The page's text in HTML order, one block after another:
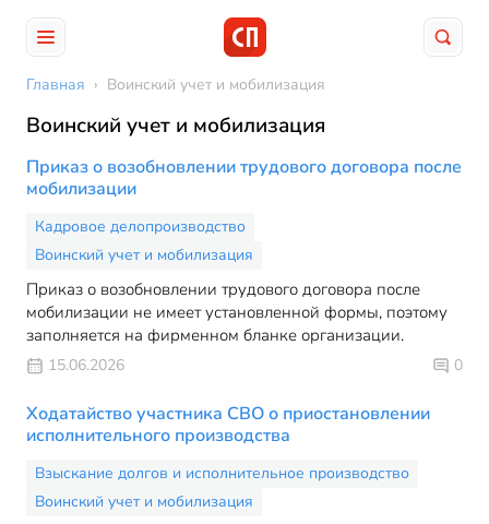
Главная › Воинский учет и мобилизация
Воинский учет и мобилизация
Приказ о возобновлении трудового договора после
мобилизации
Кадровое делопроизводство
Воинский учет и мобилизация
Приказ о возобновлении трудового договора после
мобилизации не имеет установленной формы, поэтому
заполняется на фирменном бланке организации.
15.06.2026 0
Ходатайство участника СВО о приостановлении
исполнительного производства
Взыскание долгов и исполнительное производство
Воинский учет и мобилизация